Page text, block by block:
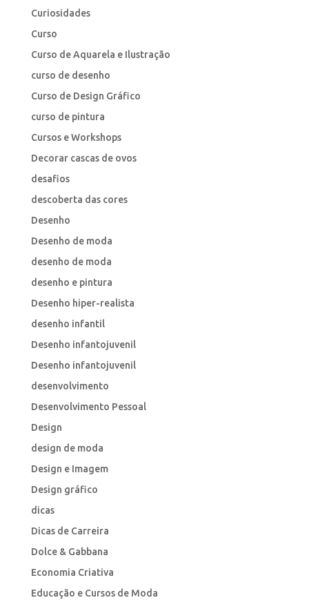
Curiosidades
Curso
Curso de Aquarela e Ilustração
curso de desenho
Curso de Design Gráfico
curso de pintura
Cursos e Workshops
Decorar cascas de ovos
desafios
descoberta das cores
Desenho
Desenho de moda
desenho de moda
desenho e pintura
Desenho hiper-realista
desenho infantil
Desenho infantojuvenil
Desenho infantojuvenil
desenvolvimento
Desenvolvimento Pessoal
Design
design de moda
Design e Imagem
Design gráfico
dicas
Dicas de Carreira
Dolce & Gabbana
Economia Criativa
Educação e Cursos de Moda